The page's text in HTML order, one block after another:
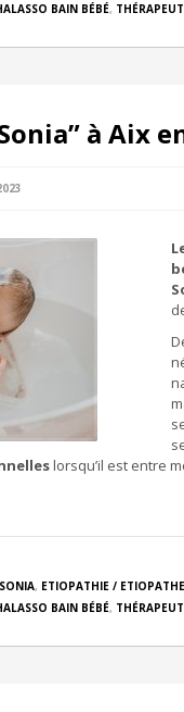
BAIN BÉBÉ,
à Aix
lorsqu’il est entre
, ETIOPATHIE / ETIOPATHE
BAIN BÉBÉ,